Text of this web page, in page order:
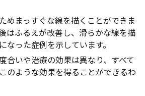
めまっすぐな線を描くことができま
はふるえが改善し、滑らかな線を描
なった症例を示しています。
合いや治療の効果は異なり、すべて
のような効果を得ることができるわ